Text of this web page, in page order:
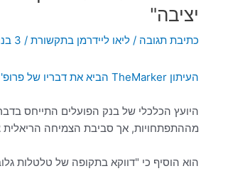
יציבה"
כתיבת תגובה / ליאו ליידרמן בתקשורת / 3 בנובמבר 2019
העיתון TheMarker הביא את דבריו של פרופ' ליאו ליידרמן
היועץ הכלכלי של בנק הפועלים התייחס
מההתפתחויות, אך סביבת הצמיחה הריאלית צפויה להישאר בין 2.5% ל-3%,
הוא הוסיף כי "דווקא בתקופה של טלטלות